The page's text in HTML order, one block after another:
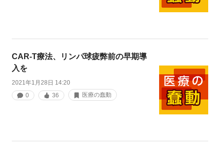
CAR-T療法、リンパ球疲弊前の早期導
入を
2021年1月28日 14:20
0
36 医療の蠢動